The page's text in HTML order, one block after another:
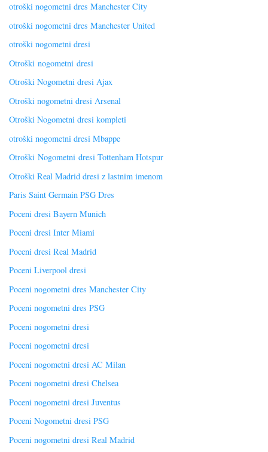
otroški nogometni dres Manchester City
otroški nogometni dres Manchester United
otroški nogometni dresi
Otroški nogometni dresi
Otroški Nogometni dresi Ajax
Otroški nogometni dresi Arsenal
Otroški Nogometni dresi kompleti
otroški nogometni dresi Mbappe
Otroški Nogometni dresi Tottenham Hotspur
Otroški Real Madrid dresi z lastnim imenom
Paris Saint Germain PSG Dres
Poceni dresi Bayern Munich
Poceni dresi Inter Miami
Poceni dresi Real Madrid
Poceni Liverpool dresi
Poceni nogometni dres Manchester City
Poceni nogometni dres PSG
Poceni nogometni dresi
Poceni nogometni dresi
Poceni nogometni dresi AC Milan
Poceni nogometni dresi Chelsea
Poceni nogometni dresi Juventus
Poceni Nogometni dresi PSG
Poceni nogometni dresi Real Madrid